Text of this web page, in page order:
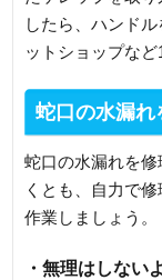
したら、ハンド
ットショップなど
蛇口の水漏れ
蛇口の水漏れを
くとも、自力で
作業しましょう。
・無理はしない